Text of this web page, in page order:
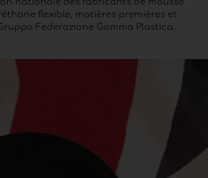
flexible, matières premières et
Federazione Gomma Plastica.